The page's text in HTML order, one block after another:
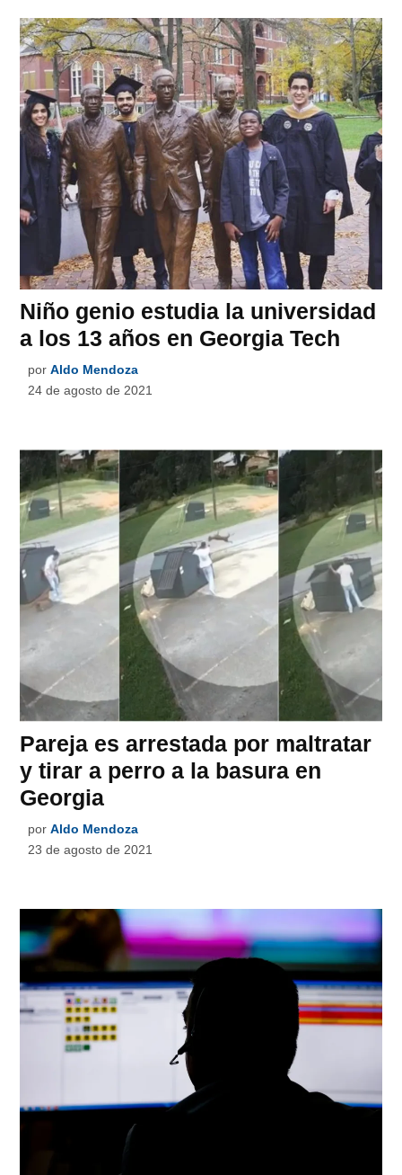
Niño genio estudia la universidad
a los 13 años en Georgia Tech
por Aldo Mendoza
24 de agosto de 2021
Pareja es arrestada por maltratar
y tirar a perro a la basura en
Georgia
por Aldo Mendoza
23 de agosto de 2021